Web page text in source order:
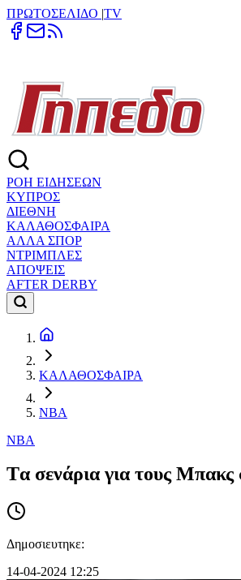
ΠΡΩΤΟΣΕΛΙΔΟ |TV
ΡΟΗ ΕΙΔΗΣΕΩΝ
ΚΥΠΡΟΣ
ΔΙΕΘΝΗ
ΚΑΛΑΘΟΣΦΑΙΡΑ
ΑΛΛΑ ΣΠΟΡ
ΝΤΡΙΜΠΛΕΣ
ΑΠΟΨΕΙΣ
AFTER DERBY
ΚΑΛΑΘΟΣΦΑΙΡΑ
NBA
NBA
Tα σενάρια για τους Μπακς
Δημοσιευτηκε:
14-04-2024 12:25